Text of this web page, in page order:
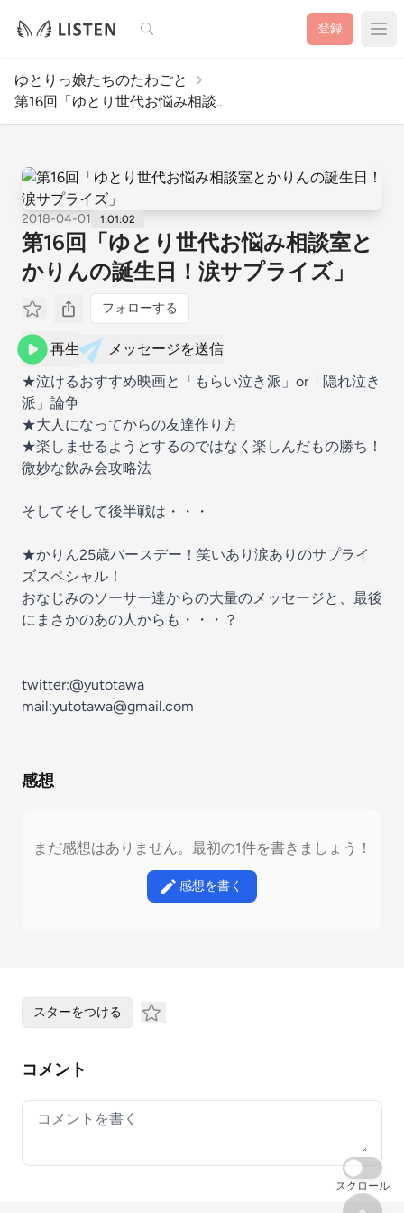
検索 登録
ゆとりっ娘たちのたわごと
第16回「ゆとり世代お悩み相談..
2018-04-01 1:01:02
第16回「ゆとり世代お悩み相談室と
かりんの誕生日！涙サプライズ」
フォローする
再生
メッセージを送信
★泣けるおすすめ映画と「もらい泣き派」or「隠れ泣き
派」論争
★大人になってからの友達作り方
★楽しませるようとするのではなく楽しんだもの勝ち！
微妙な飲み会攻略法
そしてそして後半戦は・・・
★かりん25歳バースデー！笑いあり涙ありのサプライ
ズスペシャル！
おなじみのソーサー達からの大量のメッセージと、最後
にまさかのあの人からも・・・？
twitter:@yutotawa
mail:yutotawa@gmail.com
感想
まだ感想はありません。最初の1件を書きましょう！
感想を書く
スターをつける
コメント
Your comment
スクロール